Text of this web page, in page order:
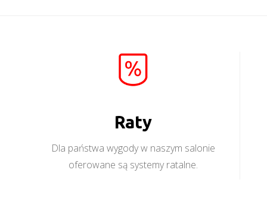
Raty
Dla państwa wygody w naszym salonie
oferowane są systemy ratalne.